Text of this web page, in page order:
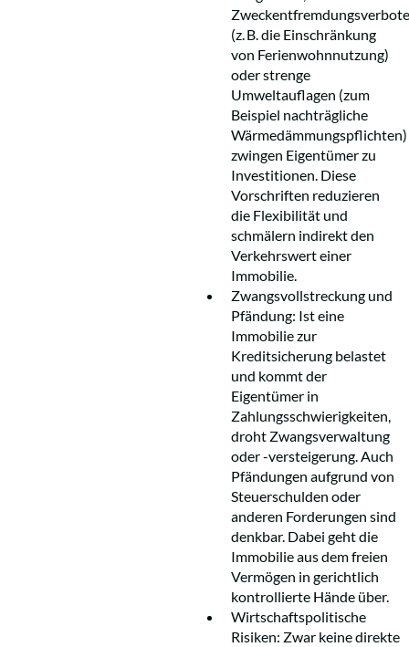
Zweckentfremdungsverbote
(z. B. die Einschränkung
von Ferienwohnnutzung)
oder strenge
Umweltauflagen (zum
Beispiel nachträgliche
Wärmedämmungspflichten)
zwingen Eigentümer zu
Investitionen. Diese
Vorschriften reduzieren
die Flexibilität und
schmälern indirekt den
Verkehrswert einer
Immobilie.
Zwangsvollstreckung und
Pfändung: Ist eine
Immobilie zur
Kreditsicherung belastet
und kommt der
Eigentümer in
Zahlungsschwierigkeiten,
droht Zwangsverwaltung
oder -versteigerung. Auch
Pfändungen aufgrund von
Steuerschulden oder
anderen Forderungen sind
denkbar. Dabei geht die
Immobilie aus dem freien
Vermögen in gerichtlich
kontrollierte Hände über.
Wirtschaftspolitische
Risiken: Zwar keine direkte